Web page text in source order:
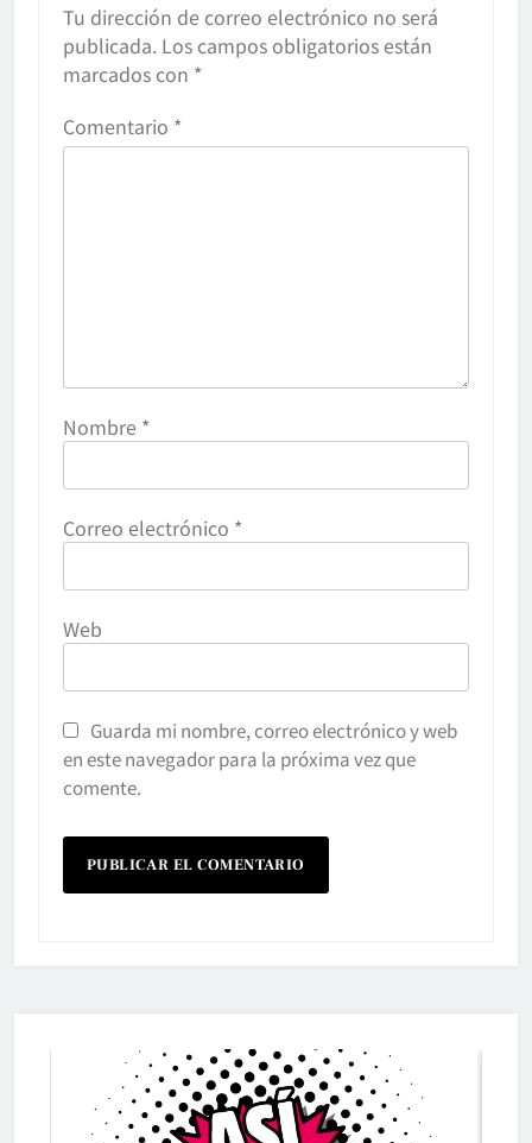
Tu dirección de correo electrónico no será
publicada. Los campos obligatorios están
marcados con *
Comentario *
Nombre *
Correo electrónico *
Web
Guarda mi nombre, correo electrónico y web
en este navegador para la próxima vez que
comente.